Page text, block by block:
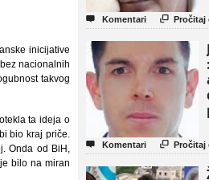
inicijative
nacionalnih
takvog
ta ideja o
bio kraj priče.
Onda od BiH,
bilo na miran
 Komentari  Pročitaj
 Komentari  Pročitaj